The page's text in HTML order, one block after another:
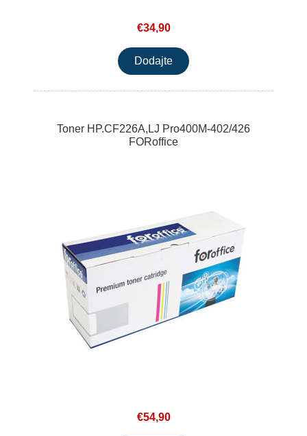
€34,90
Toner HP.CF226A,LJ Pro400M-402/426
FORoffice
€54,90